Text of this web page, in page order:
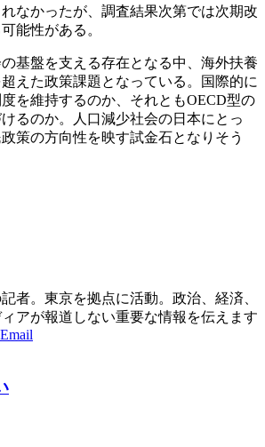
なかったが、調査結果次第では次期改
能性がある。
基盤を支える存在となる中、海外扶養
えた政策課題となっている。国際的に
を維持するのか、それともOECD型の
るのか。人口減少社会の日本にとっ
策の方向性を映す試金石となりそう
者。東京を拠点に活動。政治、経済、
アが報道しない重要な情報を伝えます
Email